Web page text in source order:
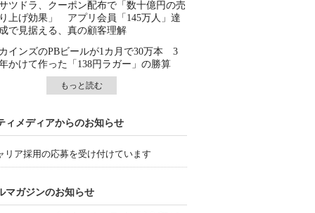
ツドラ、クーポン配布で「数十億円の売
上げ効果」 アプリ会員「145万人」達
で見据える、真の顧客理解
インズのPBビールが1カ月で30万本 3
かけて作った「138円ラガー」の勝算
もっと読む
ィメディアからのお知らせ
リア採用の応募を受け付けています
マガジンのお知らせ